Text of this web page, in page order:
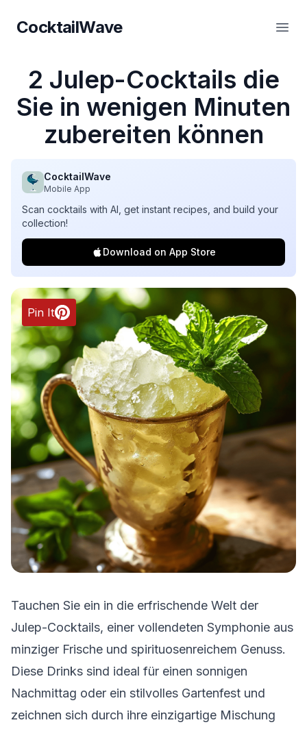
CocktailWave
CocktailWave
2 Julep-Cocktails die
Sie in wenigen Minuten
zubereiten können
CocktailWave
Mobile App
Scan cocktails with AI, get instant recipes, and build your
collection!
Download on App Store
Pin It
Tauchen Sie ein in die erfrischende Welt der
Julep-Cocktails, einer vollendeten Symphonie aus
minziger Frische und spirituosenreichem Genuss.
Diese Drinks sind ideal für einen sonnigen
Nachmittag oder ein stilvolles Gartenfest und
zeichnen sich durch ihre einzigartige Mischung